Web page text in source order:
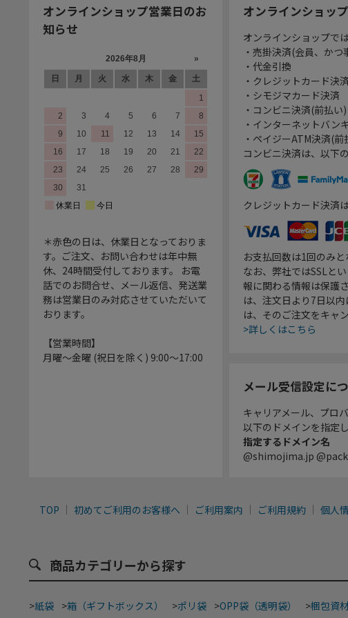
オンラインショップ営業日のお
知らせ
＊赤色の日は、休業日となっておりま
す。ご注文、お問い合わせは年中無
休、24時間受付しております。 お電
話でのお問合せ、メール返信、発送業
務は営業日のみ対応させていただいて
おります。
【営業時間】
月曜～金曜 (祝日を除く) 9:00～17:00
オンラインショッ
オンラインショップで
・売掛決済(会員、か
・代金引換
・クレジットカード決済
・シモジマカード決済
・コンビニ決済(前払い)
・インターネットバン
・ペイジーATM決済(前
コンビニ決済は、以下
クレジットカード決済
お支払回数は1回のみと
なお、弊社ではSSLと
報に関わる情報は保護
は、注文日より7日以
は、そのご注文をキャ
>詳しくはこちら
メール受信設定に
キャリアメール、プロ
以下のドメインを指定
指定するドメイン名
@shimojima.jp
TOP 初めてご利用のお客様へ ご利用案内 ご利用規約 個人
商品カテゴリーから探す
>紙袋 >箱（ギフトボックス） >ポリ袋 >OPP袋（透明袋） >梱包資